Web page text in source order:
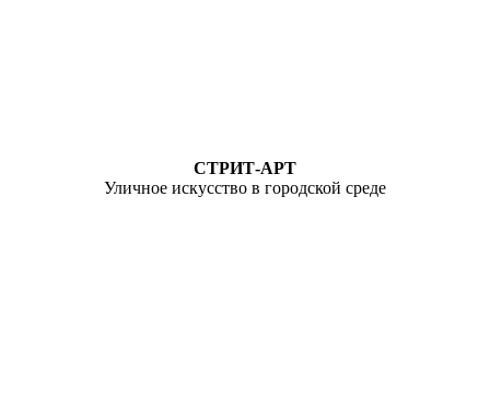
СТРИТ-АРТ
Уличное искусство в городской среде